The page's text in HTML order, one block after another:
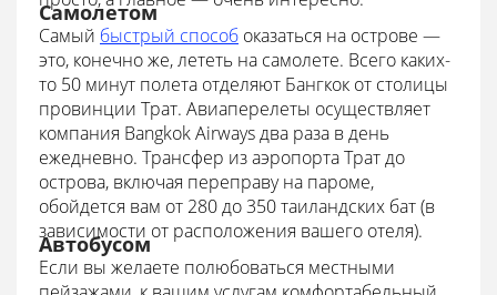
Самолетом
Самый быстрый способ оказаться на острове —
это, конечно же, лететь на самолете. Всего каких-
то 50 минут полета отделяют Бангкок от столицы
провинции Трат. Авиаперелеты осуществляет
компания Bangkok Airways два раза в день
ежедневно. Трансфер из аэропорта Трат до
острова, включая переправу на пароме,
обойдется вам от 280 до 350 таиландских бат (в
зависимости от расположения вашего отеля).
Автобусом
Если вы желаете полюбоваться местными